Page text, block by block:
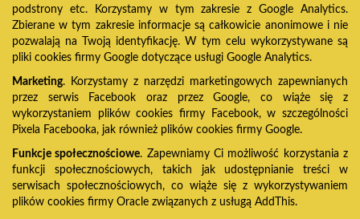
podstrony etc. Korzystamy w tym zakresie z Google Analytics.
Zbierane w tym zakresie informacje są całkowicie anonimowe i nie
pozwalają na Twoją identyfikację. W tym celu wykorzystywane są
pliki cookies firmy Google dotyczące usługi Google Analytics.
Marketing. Korzystamy z narzędzi marketingowych zapewnianych
przez serwis Facebook oraz przez Google, co wiąże się z
wykorzystaniem plików cookies firmy Facebook, w szczególności
Pixela Facebooka, jak również plików cookies firmy Google.
Funkcje społecznościowe. Zapewniamy Ci możliwość korzystania z
funkcji społecznościowych, takich jak udostępnianie treści w
serwisach społecznościowych, co wiąże się z wykorzystywaniem
plików cookies firmy Oracle związanych z usługą AddThis.